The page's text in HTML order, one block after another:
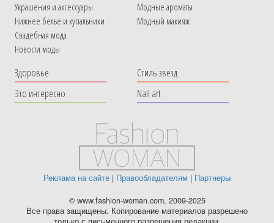
Украшения и аксессуары
Нижнее белье и купальники
Свадебная мода
Новости моды
Модные ароматы
Модный макияж
Здоровье
Это интересно
Стиль звезд
Nail art
Реклама на сайте | Правообладателям | Партнеры
© www.fashion-woman.com, 2009-2025
Все права защищены. Копирование материалов разрешено